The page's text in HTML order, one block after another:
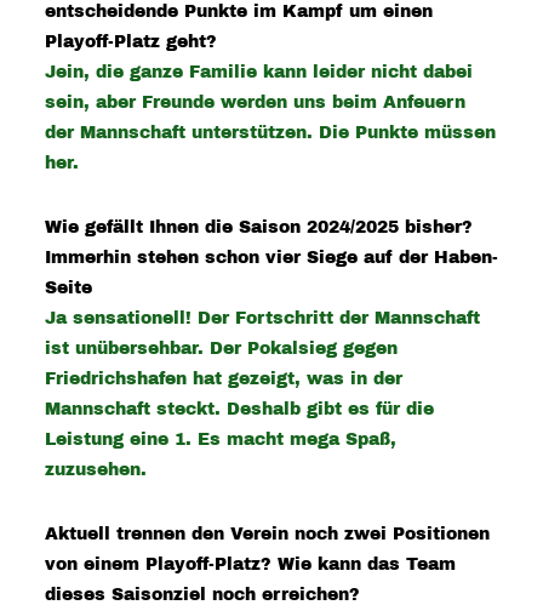
entscheidende Punkte im Kampf um einen
Playoff-Platz geht?
Jein, die ganze Familie kann leider nicht dabei
sein, aber Freunde werden uns beim Anfeuern
der Mannschaft unterstützen. Die Punkte müssen
her.
Wie gefällt Ihnen die Saison 2024/2025 bisher?
Immerhin stehen schon vier Siege auf der Haben-
Seite
Ja sensationell! Der Fortschritt der Mannschaft
ist unübersehbar. Der Pokalsieg gegen
Friedrichshafen hat gezeigt, was in der
Mannschaft steckt. Deshalb gibt es für die
Leistung eine 1. Es macht mega Spaß,
zuzusehen.
Aktuell trennen den Verein noch zwei Positionen
von einem Playoff-Platz? Wie kann das Team
dieses Saisonziel noch erreichen?